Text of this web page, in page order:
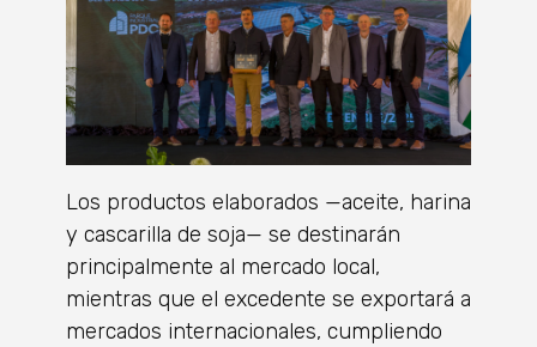
Los productos elaborados —aceite, harina
y cascarilla de soja— se destinarán
principalmente al mercado local,
mientras que el excedente se exportará a
mercados internacionales, cumpliendo